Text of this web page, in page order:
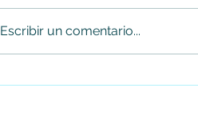
Juan Carlos Arias renuncia al
Escribir un comentario...